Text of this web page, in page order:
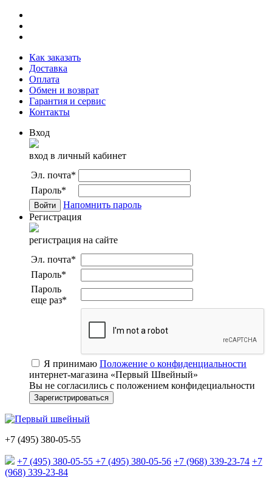
Как заказать
Доставка
Оплата
Обмен и возврат
Гарантия и сервис
Контакты
Вход
вход в личный кабинет
Эл. почта*
Пароль*
Напомнить пароль
Регистрация
регистрация на сайте
Эл. почта*
Пароль*
Пароль
еще раз*
Я принимаю Положение о конфиденциальности
интернет-магазина «Первый Швейный»
Вы не согласились с положением конфидециальности
+7 (495) 380-05-55
+7 (495) 380-05-55 +7 (495) 380-05-56 +7 (968) 339-23-74 +7
(968) 339-23-84